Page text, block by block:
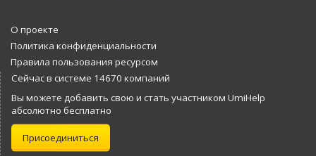
О проекте
Политика конфиденциальности
Правила пользования ресурсом
Сейчас в системе 14670 компаний
Вы можете добавить свою и стать участником UmiHelp
абсолютно бесплатно
Присоединиться